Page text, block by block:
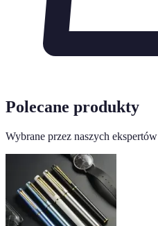
Polecane produkty
Wybrane przez naszych ekspertów